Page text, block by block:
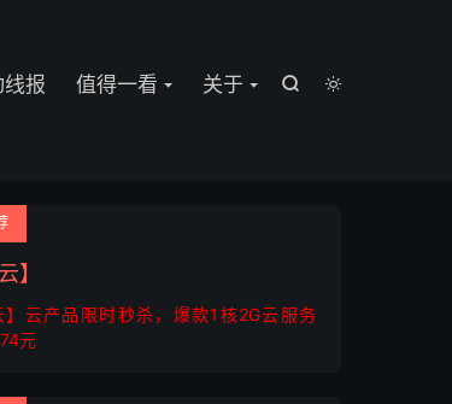


线报 值得一看 关于
】
】云产品限时秒杀，爆款1核2G云服务
元